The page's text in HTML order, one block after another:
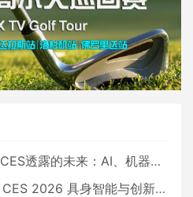
CES透露的未来：AI、机器人与智能生活大爆发
CES 2026 具身智能与创新领域 中国公司大放异彩